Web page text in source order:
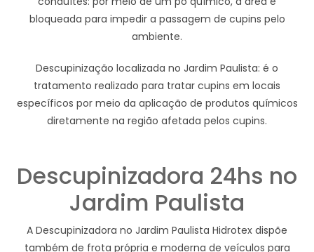
bloqueada para impedir a passagem de cupins pelo
ambiente.
Descupinização localizada no Jardim Paulista: é o
tratamento realizado para tratar cupins em locais
específicos por meio da aplicação de produtos químicos
diretamente na região afetada pelos cupins.
Descupinizadora 24hs no
Jardim Paulista
A Descupinizadora no Jardim Paulista Hidrotex dispõe
também de frota própria e moderna de veículos para